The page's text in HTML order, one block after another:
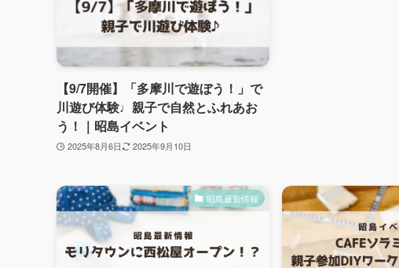
【9/7開催】「多摩川で遊ぼう！」で
川遊び体験♩親子で自然とふれあお
う！｜昭島イベント
2025年8月6日 2025年9月10日
昭島最新情報